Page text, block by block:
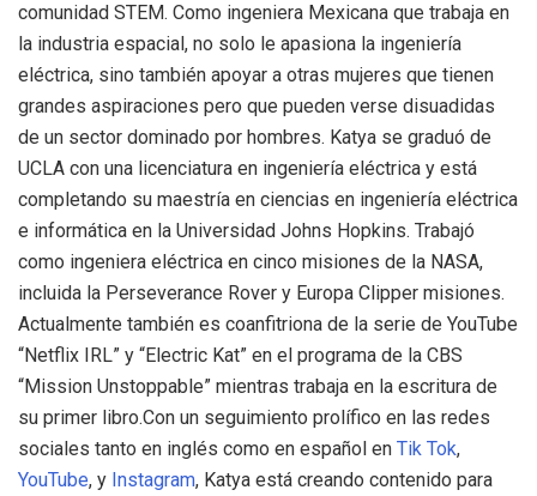
comunidad STEM. Como ingeniera Mexicana que trabaja en
la industria espacial, no solo le apasiona la ingeniería
eléctrica, sino también apoyar a otras mujeres que tienen
grandes aspiraciones pero que pueden verse disuadidas
de un sector dominado por hombres. Katya se graduó de
UCLA con una licenciatura en ingeniería eléctrica y está
completando su maestría en ciencias en ingeniería eléctrica
e informática en la Universidad Johns Hopkins. Trabajó
como ingeniera eléctrica en cinco misiones de la NASA,
incluida la Perseverance Rover y Europa Clipper misiones.
Actualmente también es coanfitriona de la serie de YouTube
“Netflix IRL” y “Electric Kat” en el programa de la CBS
“Mission Unstoppable” mientras trabaja en la escritura de
su primer libro.Con un seguimiento prolífico en las redes
sociales tanto en inglés como en español en Tik Tok,
YouTube, y Instagram, Katya está creando contenido para